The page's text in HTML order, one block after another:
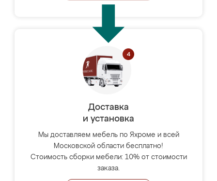
Доставка
и установка
Мы доставляем мебель по Яхроме и всей
Московской области бесплатно!
Стоимость сборки мебели: 10% от стоимости
заказа.